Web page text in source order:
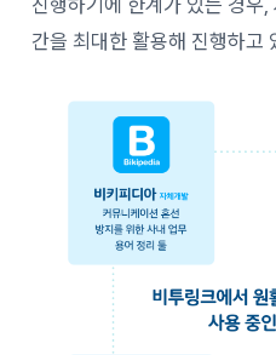
간을 최대한 활용해 진행하고